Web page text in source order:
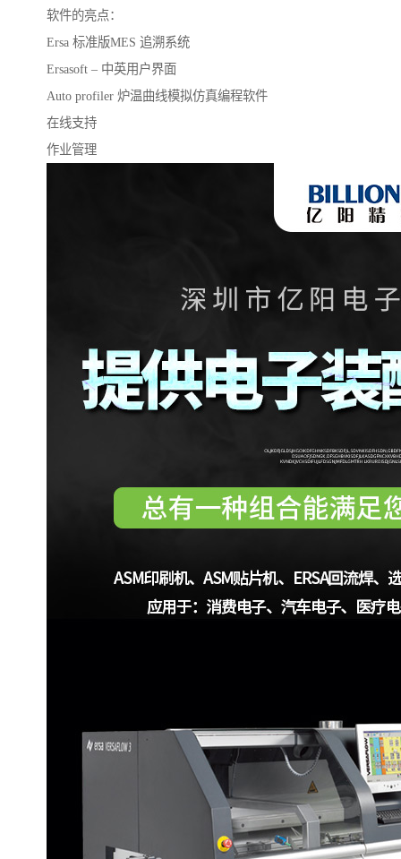
软件的亮点：
Ersa 标准版MES 追溯系统
Ersasoft – 中英用户界面
Auto profiler 炉温曲线模拟仿真编程软件
在线支持
作业管理